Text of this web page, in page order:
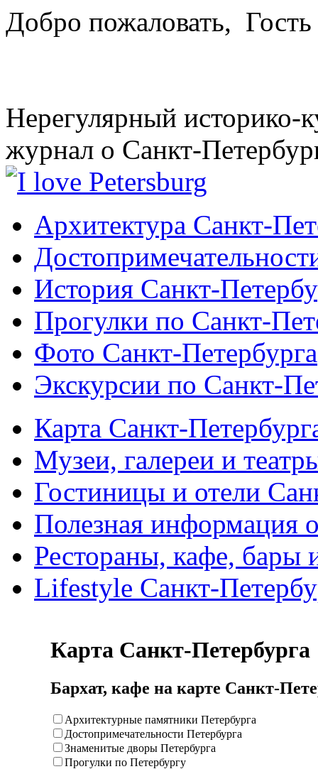
Добро пожаловать, Гость
Нерегулярный историко-
журнал о Санкт-
Архитектура Санкт-
История Санкт-
Прогулки по Санкт-
Фото Санкт-Петербурга
Экскурсии по Санкт-
Карта Санкт-
Музеи, галереи и
Гостиницы и отели
Полезная информация
Рестораны, кафе, бары
Lifestyle Санкт-
Карта Санкт-Петербурга
Бархат, кафе на карте Санкт-
Архитектурные памятники Петербурга
Достопримечательности Петербурга
Знаменитые дворы Петербурга
Прогулки по Петербургу